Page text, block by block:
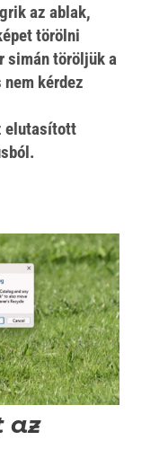
az ablak,
törölni
simán töröljük a
kérdez
elutasított
az